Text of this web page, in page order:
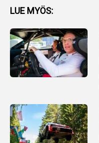
LUE MYÖS: